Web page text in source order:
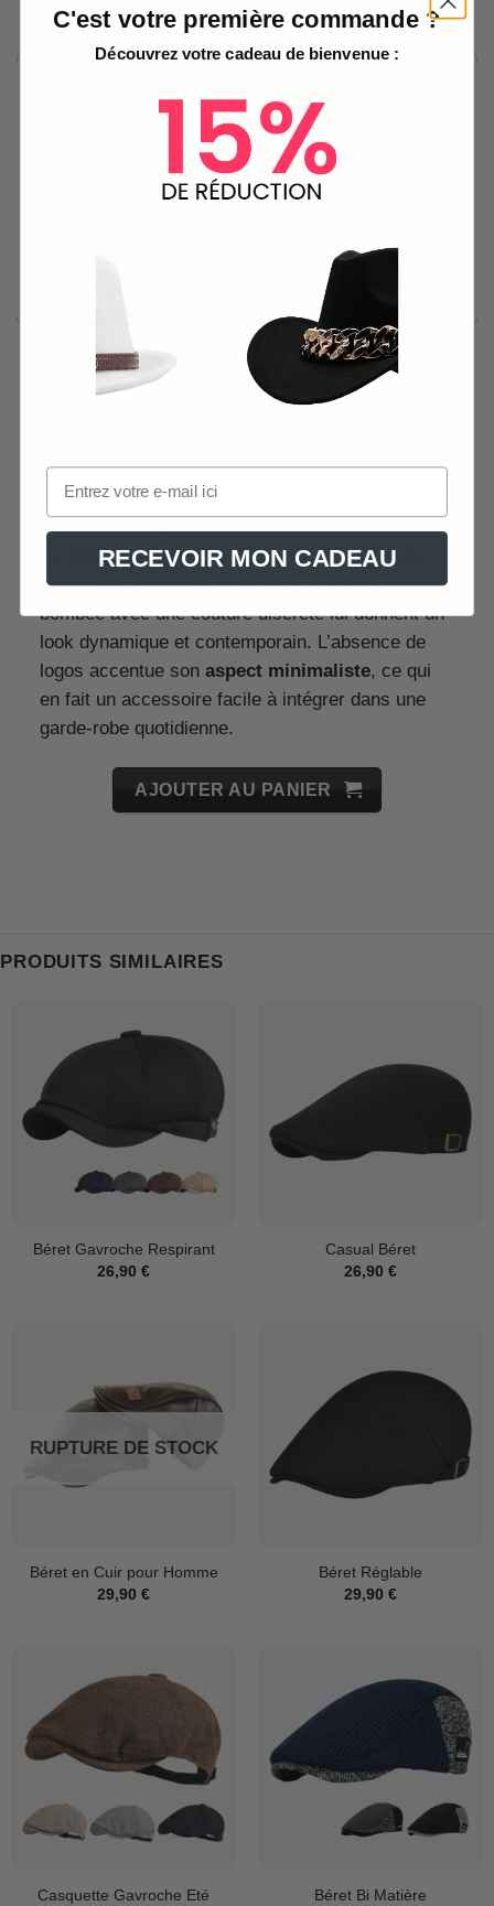
Un style classique pour un confort
optimal
doté d’un bord renforcé pour maintenir sa forme et
offrir un confort inégalé. Conçu dans une
douce et résistante, probablement du coton, il
est idéal pour toutes les saisons. Sa silhouette
arrondie et sa partie supérieure légèrement
bombée avec une couture discrète lui donnent un
look dynamique et contemporain. L’absence de
logos accentue son aspect minimaliste, ce qui
en fait un accessoire facile à intégrer dans une
garde-robe quotidienne.
AJOUTER AU PANIER
PRODUITS SIMILAIRES
Béret Gavroche Respirant
26,90 €
Casual Béret
26,90 €
RUPTURE DE STOCK
Béret en Cuir pour Homme
29,90 €
Béret Réglable
29,90 €
Casquette Gavroche Eté
Béret Bi Matière
C'est votre première commande ?
Découvrez votre cadeau de bienvenue :
RECEVOIR MON CADEAU